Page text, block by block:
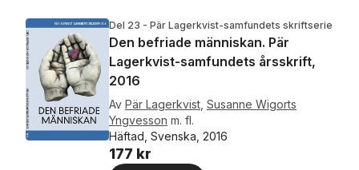
Del 23 - Pär Lagerkvist-samfundets skriftserie
Den befriade människan. Pär
Lagerkvist-samfundets årsskrift,
2016
Av Pär Lagerkvist Susanne Wigorts
Yngvesson m. fl.
Häftad, Svenska, 2016
177 kr